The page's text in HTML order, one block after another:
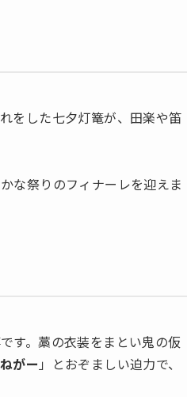
をした七夕灯篭が、田楽や笛
な祭りのフィナーレを迎えま
す。藁の衣装をまとい鬼の仮
がー 」とおぞましい迫力で、